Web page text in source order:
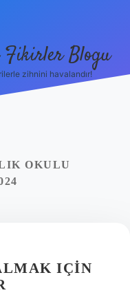
Fikirler Blogu
zihnini havalandır!
OKULU
IÇIN